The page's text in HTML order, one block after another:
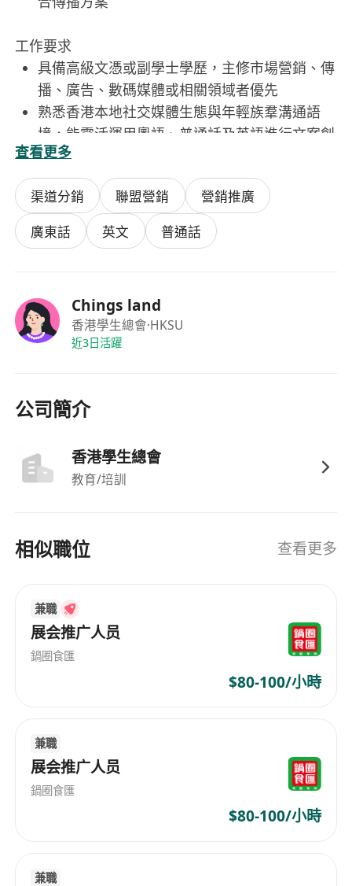
工作要求
具備高級文憑或副學士學歷，主修市場營銷、傳
播、廣告、數碼媒體或相關領域者優先
熟悉香港本地社交媒體生態與年輕族羣溝通語
境，能靈活運用粵語、普通話及英語進行文案創
作與跨平臺溝通
具基本圖文編輯能力（如Canva、Photoshop或
CapCut基礎操作），能獨立完成輕量級視覺內
容製作或有效協調設計資源
具備邏輯思維與數據敏感度，能熟練使用
持有香港永久居民身份，或符合高才通、優才
通、IANG、受養人簽證或其他合法在港工作資
格；無需經驗亦可應徵，歡迎應屆畢業生及轉職
福利
午18:00，具體工作日可按雙方協商彈性調整
時薪港幣60至90元，實際薪酬將根據應徵者經
工作投入獲得合理回饋
開放兼職彈性模式，適合在學人士、自由工作者
或希望平衡生活與職業發展之人才加入
查看更多
渠道分銷 聯盟營銷
營銷推廣
廣東話
英文 普通話
Chings land
香港學生總會·HKSU
近3日活躍
公司簡介
香港學生總會
教育/培訓
相似職位 查看更多
兼職
展会推广人员
鍋圈食匯
$80-100/小時
兼職
展会推广人员
鍋圈食匯
$80-100/小時
兼職